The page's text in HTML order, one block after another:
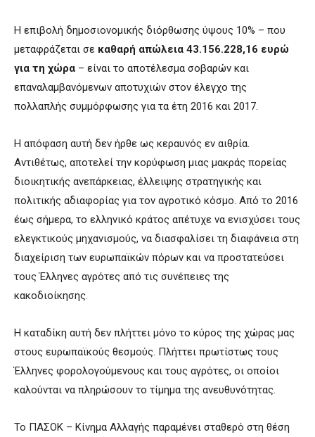
Η επιβολή δημοσιονομικής διόρθωσης ύψους 10% – που
μεταφράζεται σε καθαρή απώλεια 43.156.228,16 ευρώ
για τη χώρα – είναι το αποτέλεσμα σοβαρών και
επαναλαμβανόμενων αποτυχιών στον έλεγχο της
πολλαπλής συμμόρφωσης για τα έτη 2016 και 2017.
Η απόφαση αυτή δεν ήρθε ως κεραυνός εν αιθρία.
Αντιθέτως, αποτελεί την κορύφωση μιας μακράς πορείας
διοικητικής ανεπάρκειας, έλλειψης στρατηγικής και
πολιτικής αδιαφορίας για τον αγροτικό κόσμο. Από το 2016
έως σήμερα, το ελληνικό κράτος απέτυχε να ενισχύσει τους
ελεγκτικούς μηχανισμούς, να διασφαλίσει τη διαφάνεια στη
διαχείριση των ευρωπαϊκών πόρων και να προστατεύσει
τους Έλληνες αγρότες από τις συνέπειες της
κακοδιοίκησης.
Η καταδίκη αυτή δεν πλήττει μόνο το κύρος της χώρας μας
στους ευρωπαϊκούς θεσμούς. Πλήττει πρωτίστως τους
Έλληνες φορολογούμενους και τους αγρότες, οι οποίοι
καλούνται να πληρώσουν το τίμημα της ανευθυνότητας.
Το ΠΑΣΟΚ – Κίνημα Αλλαγής παραμένει σταθερό στη θέση